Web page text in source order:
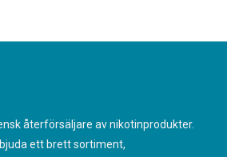
återförsäljare av nikotinprodukter.
ett brett sortiment,